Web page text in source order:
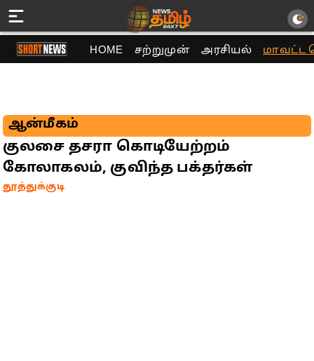
HOME சற்றுமுன் அரசியல் மாவட்ட
ஆன்மீகம்
குலசை தசரா கொடியேற்றம்
கோலாகலம், குவிந்த பக்தர்கள்
தூத்துக்குடி